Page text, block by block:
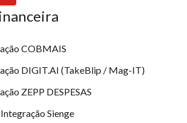
COBMAIS
DIGIT.AI (TakeBlip / Mag-IT)
ZEPP DESPESAS
Sienge